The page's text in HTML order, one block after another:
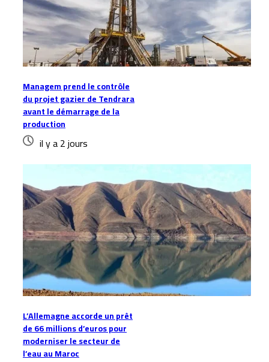
Managem prend le contrôle
du projet gazier de Tendrara
avant le démarrage de la
production
il y a 2 jours
L’Allemagne accorde un prêt
de 66 millions d’euros pour
moderniser le secteur de
l’eau au Maroc